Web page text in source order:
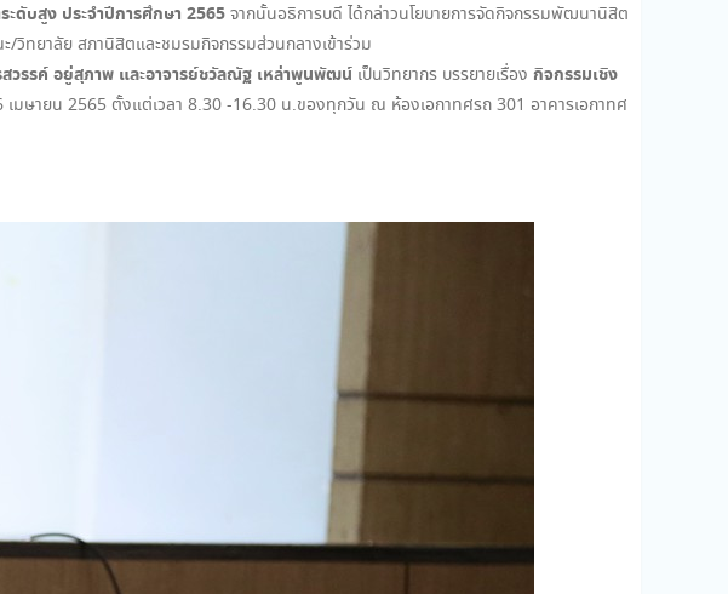
ดับสูง ประจำปีการศึกษา 2565 จากนั้นอธิการบดี ได้กล่าวนโยบายการจัดกิจกรรมพัฒนานิสิต
วิทยาลัย สภานิสิตและชมรมกิจกรรมส่วนกลางเข้าร่วม
สวรรค์ อยู่สุภาพ และอาจารย์ชวัลณัฐ เหล่าพูนพัฒน์ เป็นวิทยากร บรรยายเรื่อง กิจกรรมเชิง
มษายน 2565 ตั้งแต่เวลา 8.30 -16.30 น.ของทุกวัน ณ ห้องเอกาทศรถ 301 อาคารเอกาทศ